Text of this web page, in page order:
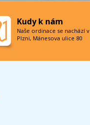
Kudy k nám
Naše ordinace se nachází v
Plzni, Mánesova ulice 80